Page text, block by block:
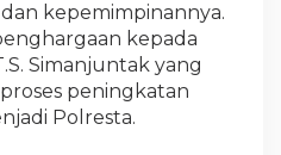
kepemimpinannya.
kepada
Simanjuntak yang
peningkatan
Polresta.